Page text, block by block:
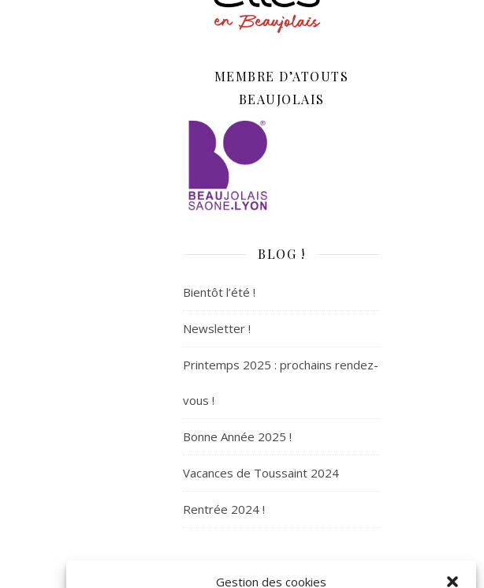
Gestion des cookies
MEMBRE D’ATOUTS
BEAUJOLAIS
BLOG !
Bientôt l’été !
Newsletter !
Printemps 2025 : prochains rendez-
vous !
Bonne Année 2025 !
Vacances de Toussaint 2024
Rentrée 2024 !